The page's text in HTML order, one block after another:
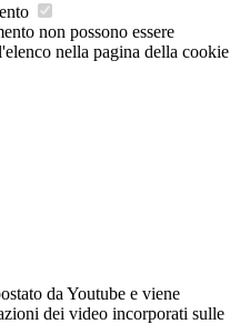
non possono essere
nella pagina della cookie
da Youtube e viene
dei video incorporati sulle